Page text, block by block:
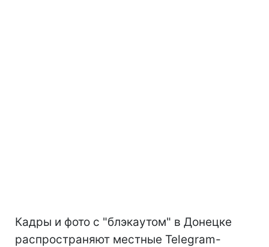
Кадры и фото с "блэкаутом" в Донецке
распространяют местные Telegram-